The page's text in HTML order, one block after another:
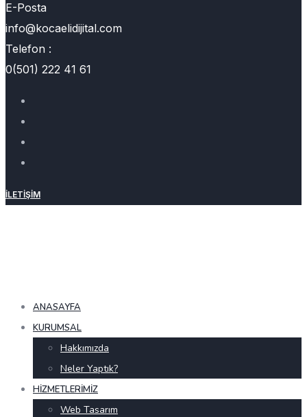
E-Posta
info@kocaelidijital.com
Telefon :
0(501) 222 41 61
İLETIŞIM
ANASAYFA
KURUMSAL
Hakkımızda
Neler Yaptık?
HIZMETLERIMIZ
Web Tasarım